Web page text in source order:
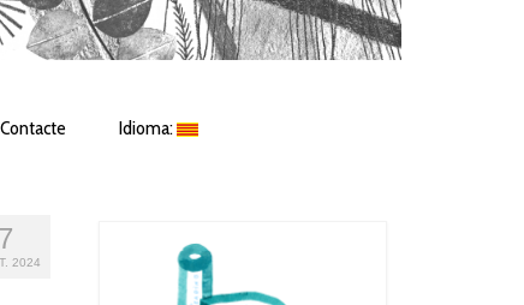
Contacte Idioma:
7
2024